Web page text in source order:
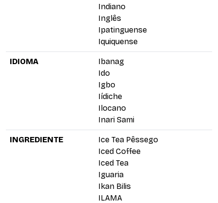
Indiano
Inglês
Ipatinguense
Iquiquense
IDIOMA
Ibanag
Ido
Igbo
Iídiche
Ilocano
Inari Sami
INGREDIENTE
Ice Tea Pêssego
Iced Coffee
Iced Tea
Iguaria
Ikan Bilis
ILAMA